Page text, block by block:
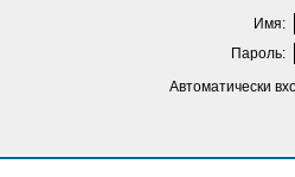
Имя:
Пароль:
Автоматически